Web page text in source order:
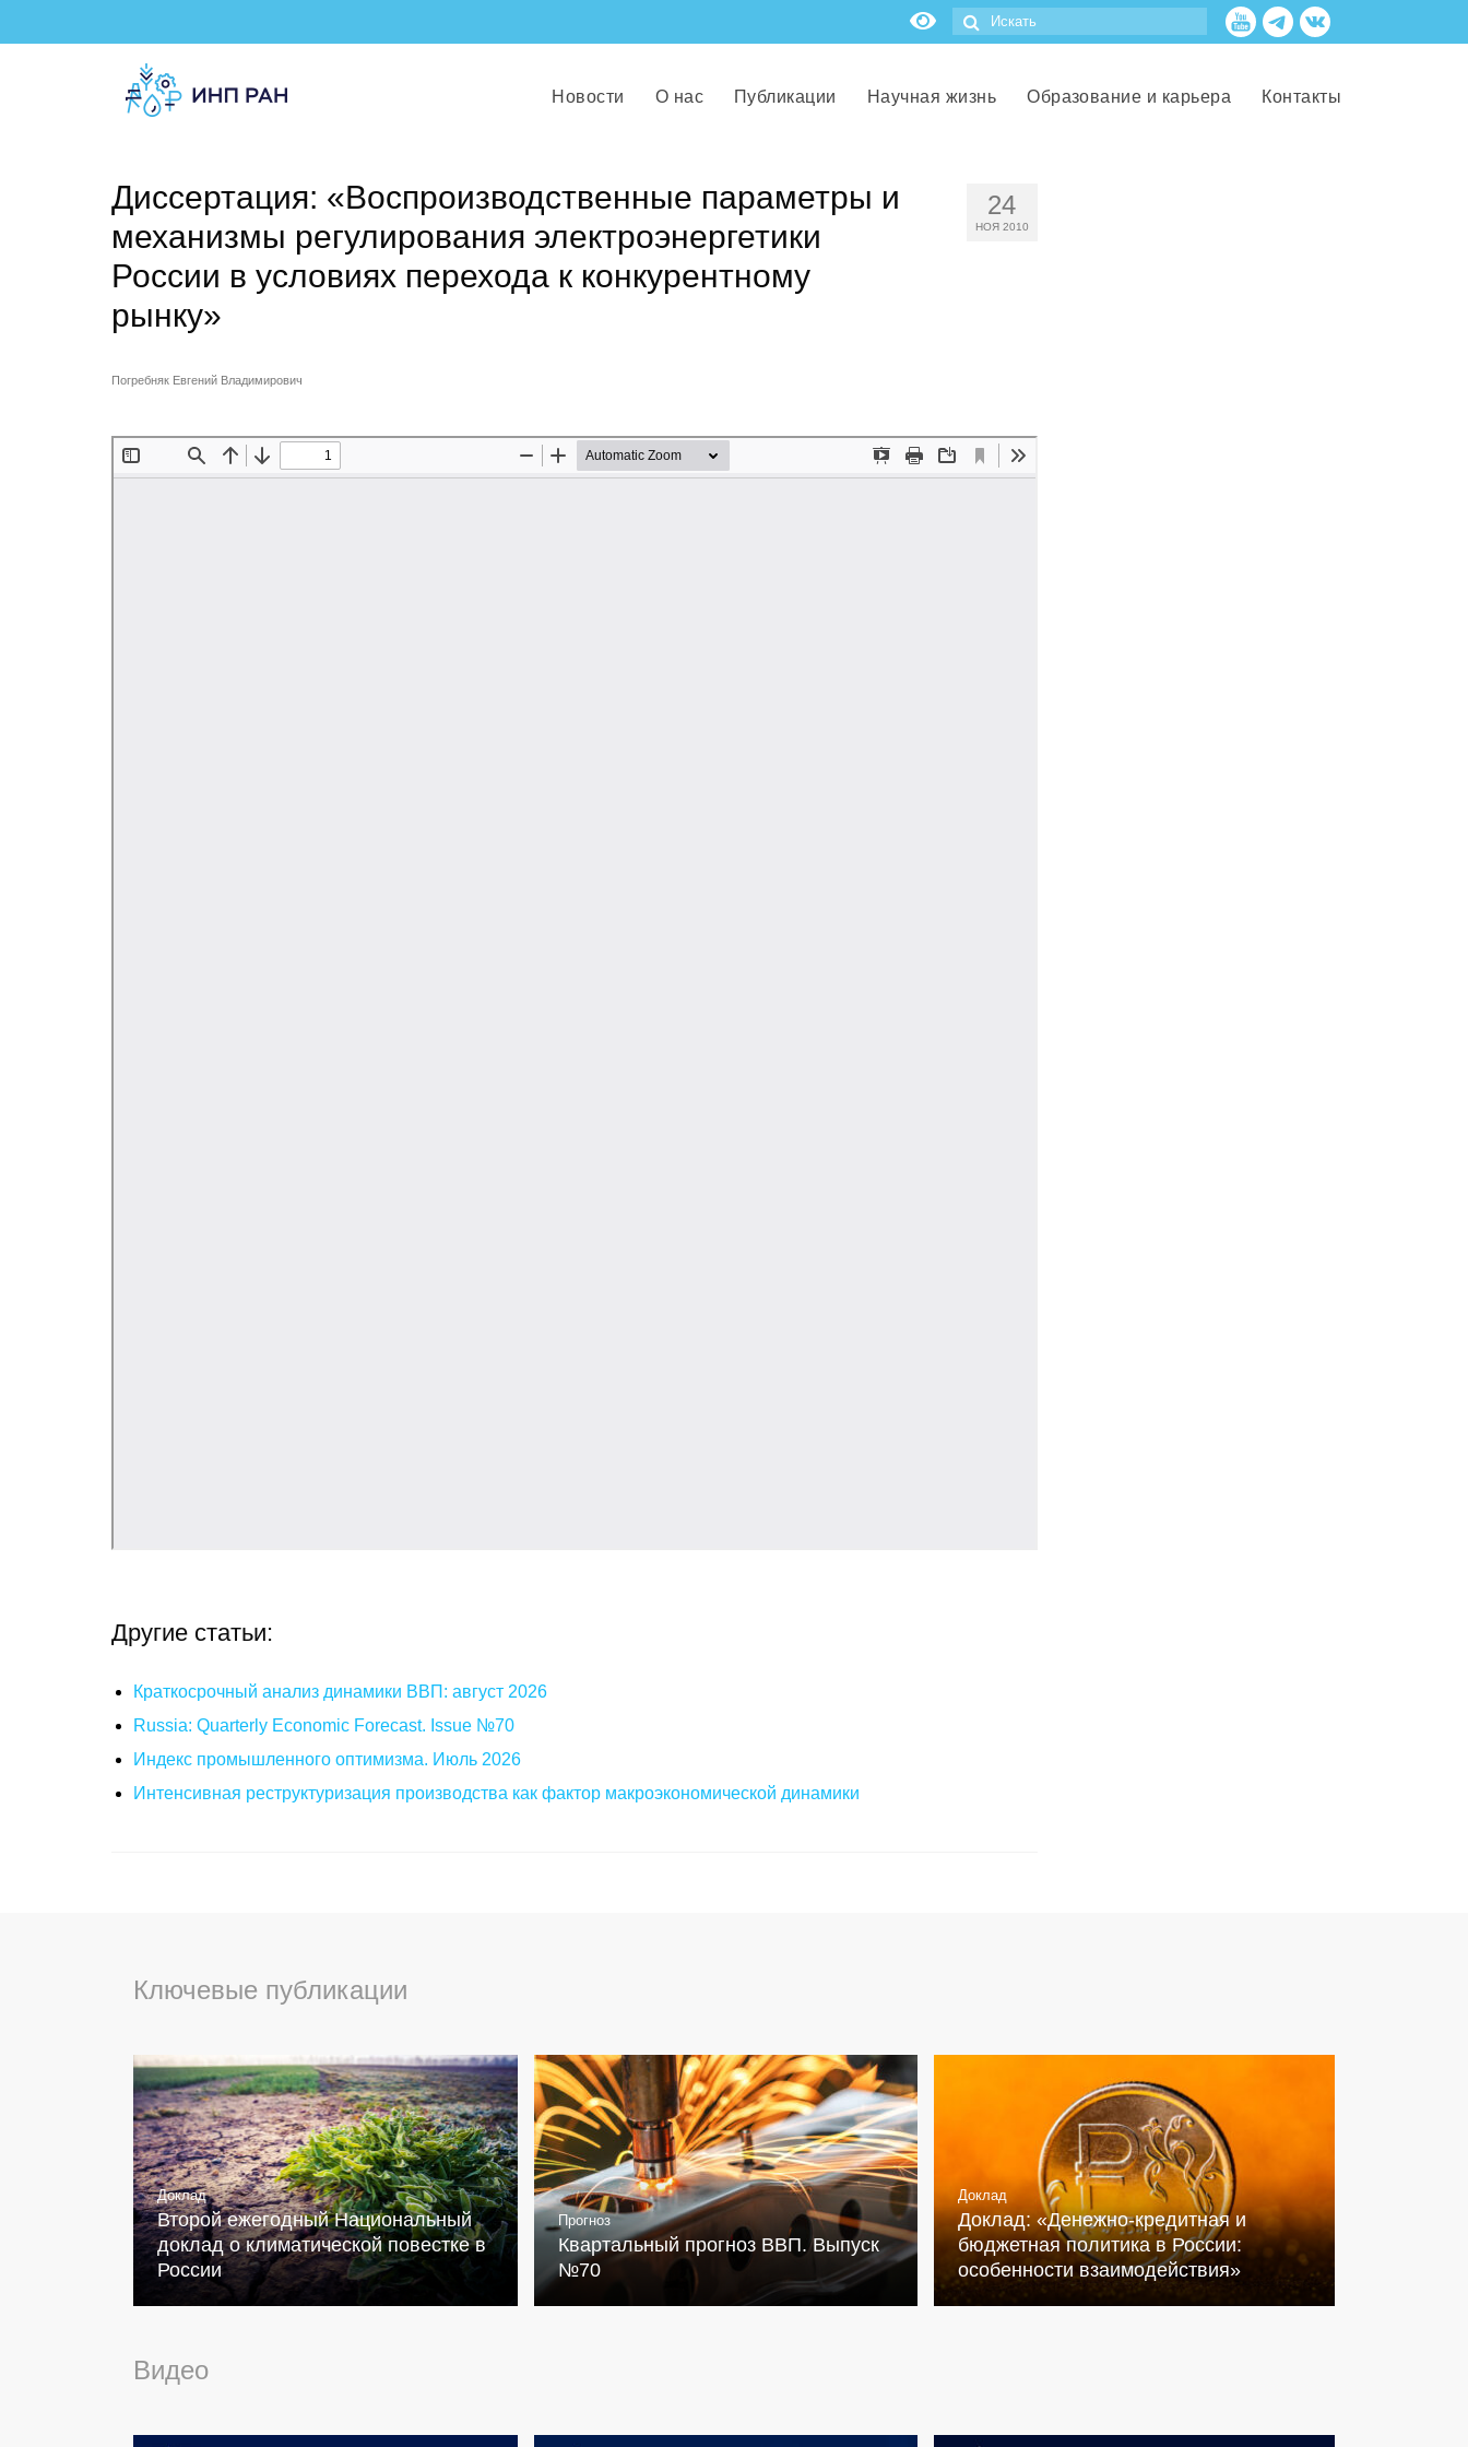
Новости О нас Публикации Научная жизнь Образование и карьера Контакты
24
НОЯ 2010
Диссертация: «Воспроизводственные параметры и
механизмы регулирования электроэнергетики
России в условиях перехода к конкурентному
рынку»
Погребняк Евгений Владимирович
Другие статьи:
Краткосрочный анализ динамики ВВП: август 2026
Russia: Quarterly Economic Forecast. Issue №70
Индекс промышленного оптимизма. Июль 2026
Интенсивная реструктуризация производства как фактор макроэкономической динамики
Ключевые публикации
Доклад
Второй ежегодный Национальный
доклад о климатической повестке в
России
Прогноз
Квартальный прогноз ВВП. Выпуск
№70
Доклад
Доклад: «Денежно-кредитная и
бюджетная политика в России:
особенности взаимодействия»
Видео